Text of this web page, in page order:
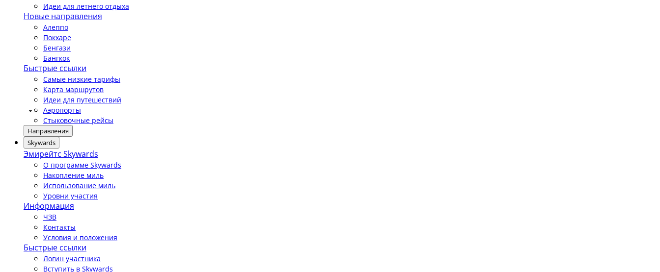
Идеи для летнего отдыха
Новые направления
Алеппо
Покхаре
Бенгази
Бангкок
Быстрые ссылки
Самые низкие тарифы
Карта маршрутов
Идеи для путешествий
Аэропорты
Стыковочные рейсы
Направления
Skywards
Эмирейтс Skywards
О программе Skywards
Накопление миль
Использование миль
Уровни участия
Информация
ЧЗВ
Контакты
Условия и положения
Быстрые ссылки
Логин участника
Вступить в Skywards